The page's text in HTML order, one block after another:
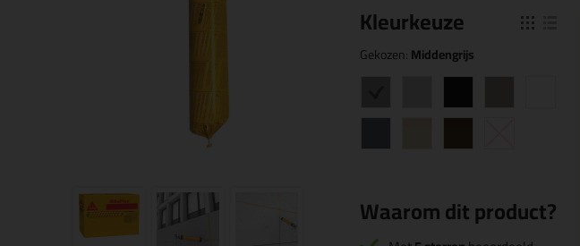
Kleurkeuze
Gekozen:Middengrijs
Waarom dit product?